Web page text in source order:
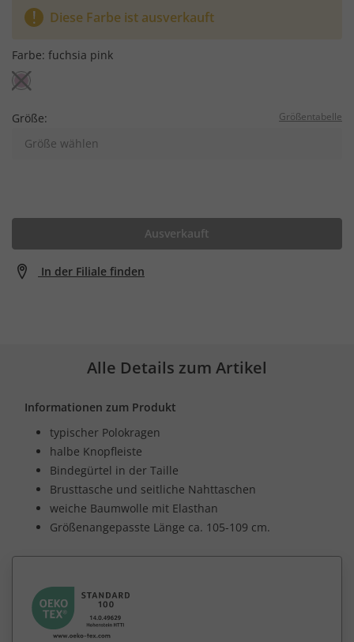
Diese Farbe ist ausverkauft
Farbe: fuchsia pink
Größe: Größentabelle
Größe wählen
Ausverkauft
In der Filiale finden
Alle Details zum Artikel
Informationen zum Produkt
typischer Polokragen
halbe Knopfleiste
Bindegürtel in der Taille
Brusttasche und seitliche Nahttaschen
weiche Baumwolle mit Elasthan
Größenangepasste Länge ca. 105-109 cm.